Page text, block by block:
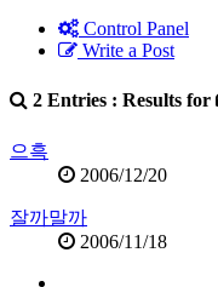
Control Panel
Write a Post
2 Entries : Results for
으흑
2006/12/20
잘까말까
2006/11/18